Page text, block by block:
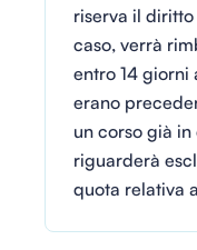
riserva il
caso, verrà
entro 14 giorni
erano
un corso già
riguarderà
quota relativa